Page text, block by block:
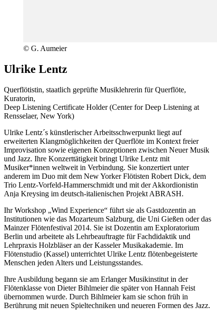
© G. Aumeier
Ulrike Lentz
Querflötistin, staatlich geprüfte Musiklehrerin für Querflöte,
Kuratorin,
Deep Listening Certificate Holder (Center for Deep Listening at
Rensselaer, New York)
Ulrike Lentz´s künstlerischer Arbeitsschwerpunkt liegt auf
erweiterten Klangmöglichkeiten der Querflöte im Kontext freier
Improvisation sowie eigenen Konzeptionen zwischen Neuer Musik
und Jazz. Ihre Konzerttätigkeit bringt Ulrike Lentz mit
Musiker*innen weltweit in Verbindung. Sie konzertiert unter
anderem im Duo mit dem New Yorker Flötisten Robert Dick, dem
Trio Lentz-Vorfeld-Hammerschmidt und mit der Akkordionistin
Anja Kreysing im deutsch-italienischen Projekt ABRASH.
Ihr Workshop „Wind Experience“ führt sie als Gastdozentin an
Institutionen wie das Mozarteum Salzburg, die Uni Gießen oder das
Mainzer Flötenfestival 2014. Sie ist Dozentin am Exploratorium
Berlin und arbeitete als Lehrbeauftragte für Fachdidaktik und
Lehrpraxis Holzbläser an der Kasseler Musikakademie. Im
Flötenstudio (Kassel) unterrichtet Ulrike Lentz flötenbegeisterte
Menschen jeden Alters und Leistungsstandes.
Ihre Ausbildung begann sie am Erlanger Musikinstitut in der
Flötenklasse von Dieter Bihlmeier die später von Hannah Feist
übernommen wurde. Durch Bihlmeier kam sie schon früh in
Berührung mit neuen Spieltechniken und neueren Formen des Jazz.